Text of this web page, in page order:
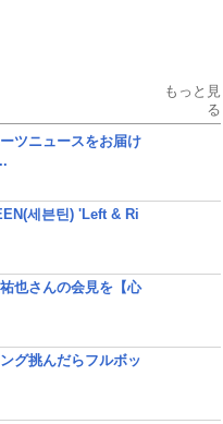
もっと見
る
ツニュースをお届け
세븐틴) 'Left & Ri
也さんの会見を【心
グ挑んだらフルボッ